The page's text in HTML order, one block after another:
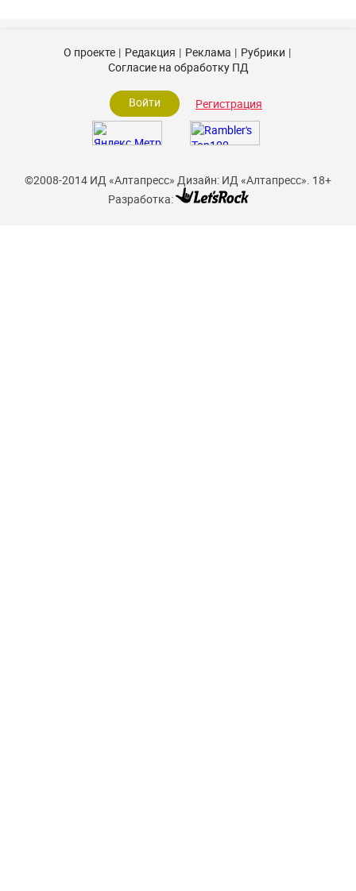
©2008-2014 ИД «Алтапресс» Дизайн: ИД «Алтапресс». 18+
Разработка:
О проекте Редакция Реклама
Рубрики
Согласие на обработку ПД
Войти Регистрация